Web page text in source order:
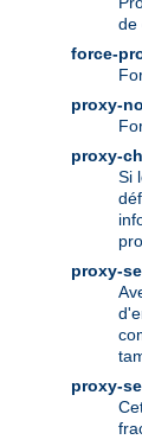
de
force-
proxy-
proxy-
Si
proxy-
proxy-